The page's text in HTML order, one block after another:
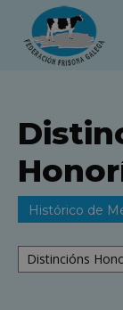
Histórico de
Histórico
de